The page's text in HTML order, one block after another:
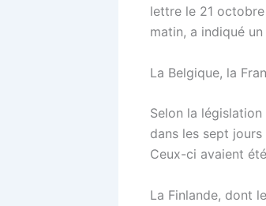
lettre le 21
matin, a indiqué un
La Belgique, la
Selon la
dans les sept
Ceux-ci avaient
La Finlande, dont